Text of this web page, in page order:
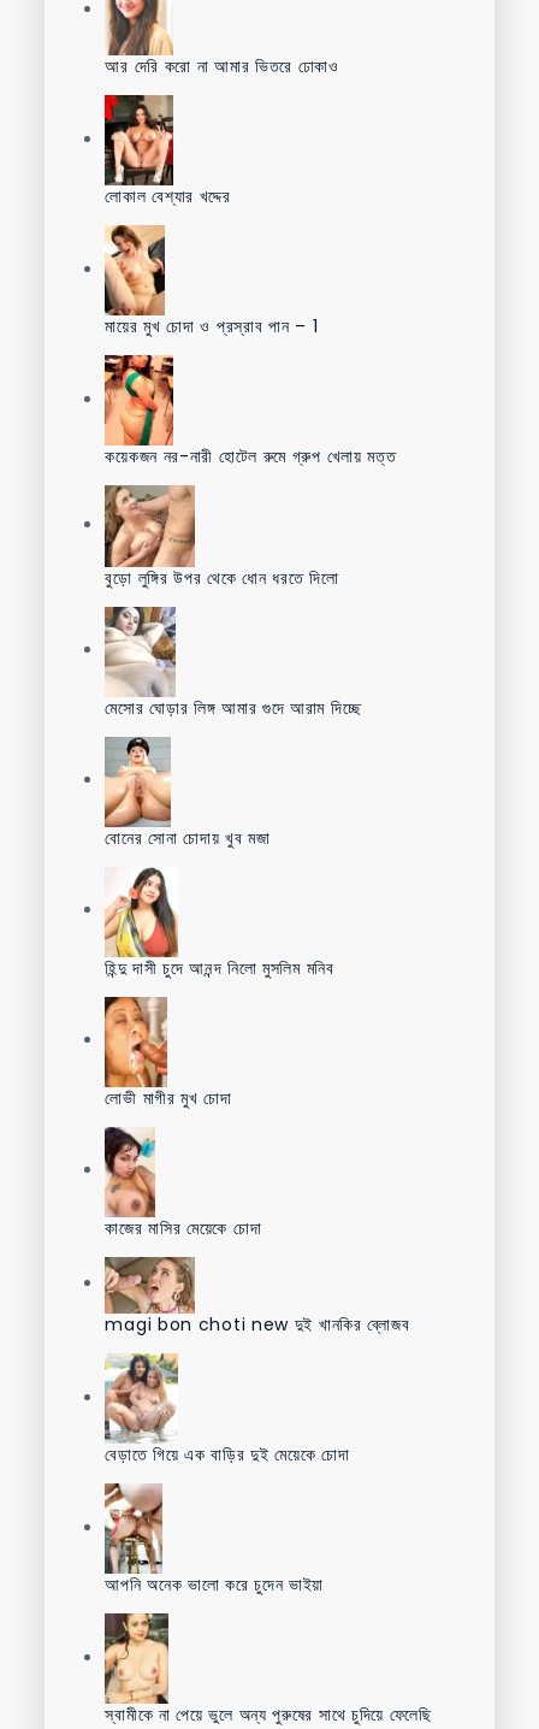
আর দেরি করো না আমার ভিতরে ঢোকাও
লোকাল বেশ্যার খদ্দের
মায়ের মুখ চোদা ও প্রস্রাব পান – 1
কয়েকজন নর-নারী হোটেল রুমে গ্রুপ খেলায় মত্ত
বুড়ো লুঙ্গির উপর থেকে ধোন ধরতে দিলো
মেসোর ঘোড়ার লিঙ্গ আমার গুদে আরাম দিচ্ছে
বোনের সোনা চোদায় খুব মজা
হিন্দু দাসী চুদে আনন্দ নিলো মুসলিম মনিব
লোভী মাগীর মুখ চোদা
কাজের মাসির মেয়েকে চোদা
magi bon choti new দুই খানকির ব্লোজব
বেড়াতে গিয়ে এক বাড়ির দুই মেয়েকে চোদা
আপনি অনেক ভালো করে চুদেন ভাইয়া
স্বামীকে না পেয়ে ভুলে অন্য পুরুষের সাথে চুদিয়ে ফেলেছি